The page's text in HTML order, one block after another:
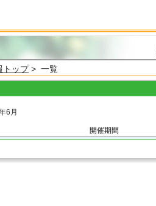
トップ> 一覧
6月
開催期間